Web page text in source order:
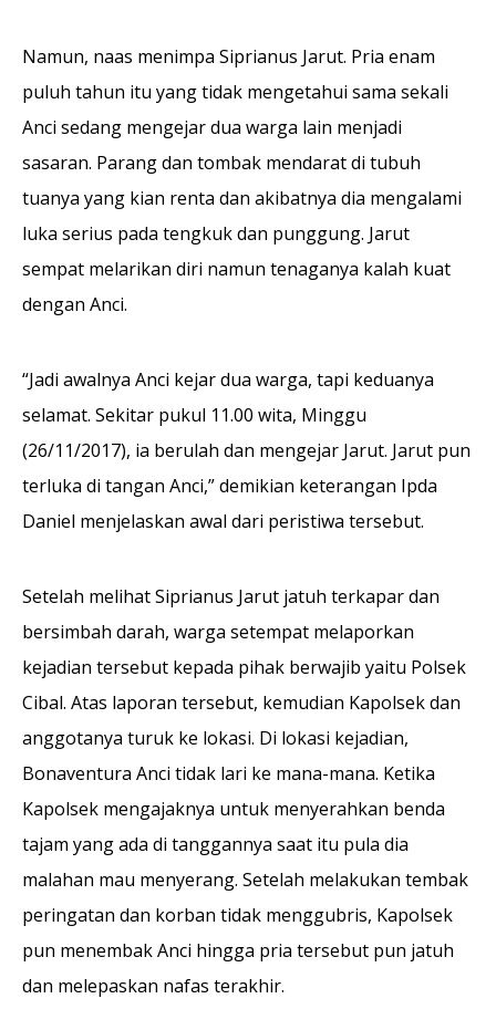
Namun, naas menimpa Siprianus Jarut. Pria enam
puluh tahun itu yang tidak mengetahui sama sekali
Anci sedang mengejar dua warga lain menjadi
sasaran. Parang dan tombak mendarat di tubuh
tuanya yang kian renta dan akibatnya dia mengalami
luka serius pada tengkuk dan punggung. Jarut
sempat melarikan diri namun tenaganya kalah kuat
dengan Anci.
“Jadi awalnya Anci kejar dua warga, tapi keduanya
selamat. Sekitar pukul 11.00 wita, Minggu
(26/11/2017), ia berulah dan mengejar Jarut. Jarut pun
terluka di tangan Anci,” demikian keterangan Ipda
Daniel menjelaskan awal dari peristiwa tersebut.
Setelah melihat Siprianus Jarut jatuh terkapar dan
bersimbah darah, warga setempat melaporkan
kejadian tersebut kepada pihak berwajib yaitu Polsek
Cibal. Atas laporan tersebut, kemudian Kapolsek dan
anggotanya turuk ke lokasi. Di lokasi kejadian,
Bonaventura Anci tidak lari ke mana-mana. Ketika
Kapolsek mengajaknya untuk menyerahkan benda
tajam yang ada di tanggannya saat itu pula dia
malahan mau menyerang. Setelah melakukan tembak
peringatan dan korban tidak menggubris, Kapolsek
pun menembak Anci hingga pria tersebut pun jatuh
dan melepaskan nafas terakhir.